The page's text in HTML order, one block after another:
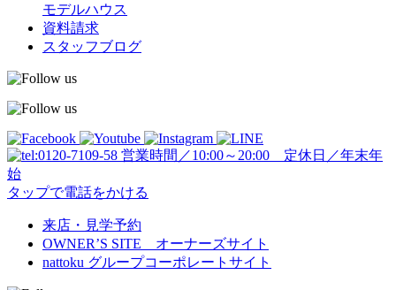
モデルハウス
資料請求
スタッフブログ
営業時間／10:00～20:00 定休日／年末年
始
タップで電話をかける
来店・見学予約
OWNER’S SITE オーナーズサイト
nattoku グループコーポレートサイト